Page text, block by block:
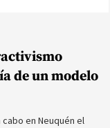
de un modelo
en Neuquén el